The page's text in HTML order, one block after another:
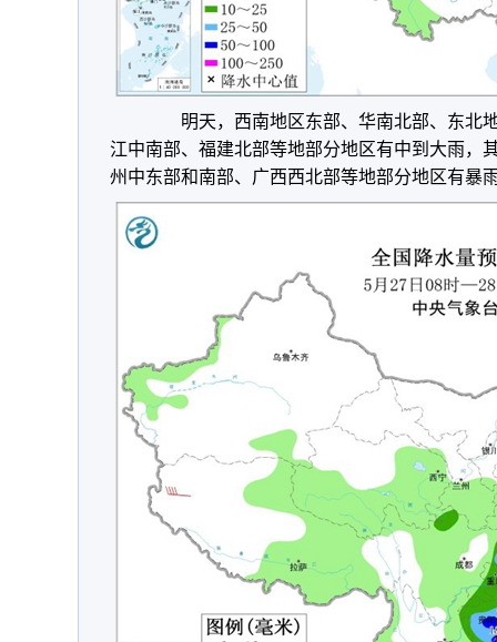
明天， 西南地区东部、华南北部、 东北
江中南部、福建北部等地部分地区有中到大雨，
州中东部和南部、广西西北部等地部分地区有暴